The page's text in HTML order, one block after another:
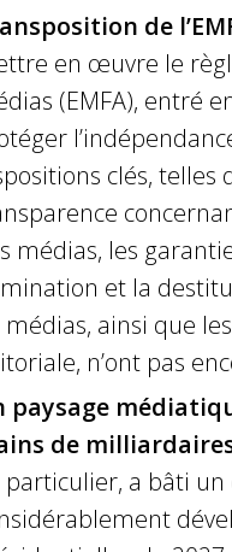
de
en œuvre le
(EMFA), entré
clés, telles
médias, les
et la
médias, ainsi que
n’ont pas
paysage
de
particulier, a bâti